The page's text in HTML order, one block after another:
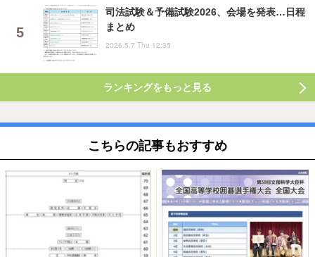
司法試験＆予備試験2026、会場を発表…日程
まとめ
2026.5.7 Thu 12:35
ランキングをもっと見る
こちらの記事もおすすめ